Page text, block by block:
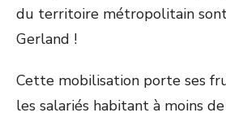
du territoire métropolitain
Gerland !
Cette mobilisation porte ses
les salariés habitant à moins